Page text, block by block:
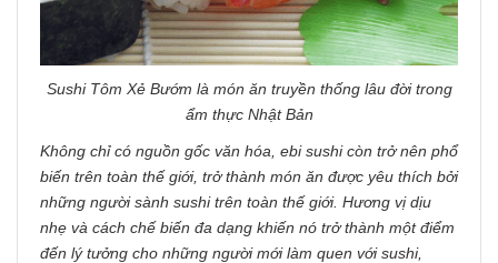
Sushi Tôm Xẻ Bướm là món ăn truyền thống lâu đời trong
ẩm thực Nhật Bản
Không chỉ có nguồn gốc văn hóa, ebi sushi còn trở nên phổ
biến trên toàn thế giới, trở thành món ăn được yêu thích bởi
những người sành sushi trên toàn thế giới. Hương vị dịu
nhẹ và cách chế biến đa dạng khiến nó trở thành một điểm
đến lý tưởng cho những người mới làm quen với sushi,